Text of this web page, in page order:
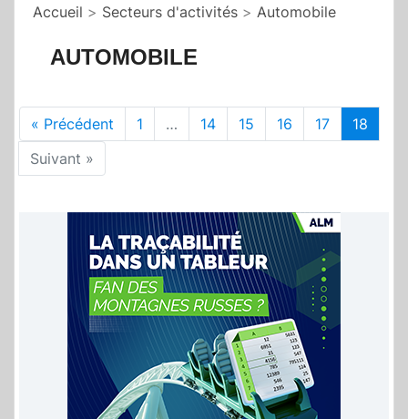
Accueil > Secteurs d'activités > Automobile
AUTOMOBILE
« Précédent 1 … 14 15 16 17
18
Suivant »